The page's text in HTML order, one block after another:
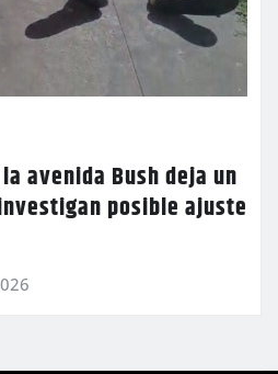
avenida Bush deja un
posible ajuste